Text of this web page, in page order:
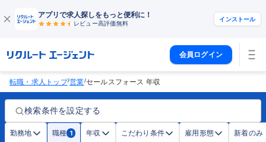
アプリで求人探しをもっと便利に！
レビュー高評価無料
インストール
会員ログイン
転職・求人トップ/営業/セールスフォース 年収
検索条件を設定する
勤務地 職種 1 年収 こだわり条件 雇用形態 新着のみ